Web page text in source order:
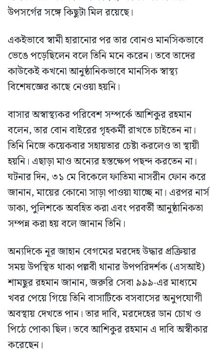
উপসর্গের সঙ্গে কিছুটা মিল রয়েছে।
একইভাবে স্বামী হারানোর পর তার বোনও মানসিকভাবে
ভেঙে পড়েছিলেন বলে তিনি মনে করেন। তবে তাদের
কাউকেই কখনো আনুষ্ঠানিকভাবে মানসিক স্বাস্থ্য
বিশেষজ্ঞের কাছে নেওয়া হয়নি।
বাসার অস্বাস্থ্যকর পরিবেশ সম্পর্কে আশিকুর রহমান
বলেন, তার বোন বাইরের গৃহকর্মী রাখতে চাইতেন না।
তিনি নিজে কয়েকবার সহায়তার চেষ্টা করলেও তা স্থায়ী
হয়নি। এছাড়া মাও অন্যের হস্তক্ষেপ পছন্দ করতেন না।
ঘটনার দিন, ৩১ মে বিকেলে ফাতিমা নাসরীন ফোন করে
জানান, মায়ের কোনো সাড়া পাওয়া যাচ্ছে না। এরপর নার্স
ডাকা, পুলিশকে অবহিত করা এবং পরবর্তী আনুষ্ঠানিকতা
সম্পন্ন করা হয় বলে জানান তিনি।
অন্যদিকে নূর জাহান বেগমের মরদেহ উদ্ধার প্রক্রিয়ার
সময় উপস্থিত থাকা পল্লবী থানার উপপরিদর্শক (এসআই)
শামছুর রহমান জানান, জরুরি সেবা ৯৯৯-এর মাধ্যমে
খবর পেয়ে গিয়ে তিনি বাসাটিকে বসবাসের অনুপযোগী
অবস্থায় দেখতে পান। তার দাবি, মরদেহের ডান চোখ ও
পিঠে পোকা ছিল। তবে আশিকুর রহমান এ দাবি অস্বীকার
করেছেন।